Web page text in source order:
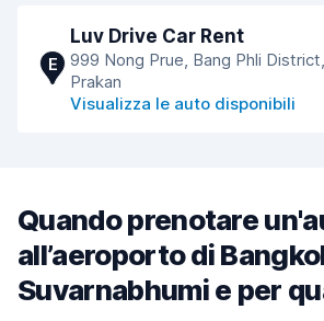
E
Luv Drive Car Rent
999 Nong Prue, Bang Phli
Prakan
Visualizza le auto disponibili
Quando prenotare
all’aeroporto di
Suvarnabhumi e per